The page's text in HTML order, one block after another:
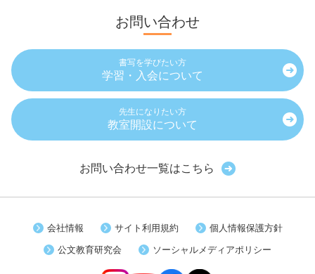
お問い合わせ
書写を学びたい方
学習・入会について
先生になりたい方
教室開設について
お問い合わせ一覧はこちら
会社情報 サイト利用規約 個人情報保護方針
公文教育研究会 ソーシャルメディアポリシー